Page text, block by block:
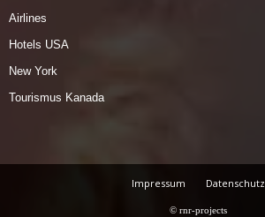
Airlines
Hotels USA
New York
Tourismus Kanada
Impressum Datenschutz
© rnr-projects